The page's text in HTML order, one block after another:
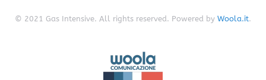
© 2021 Gas Intensive. All rights reserved. Powered by Woola.it.